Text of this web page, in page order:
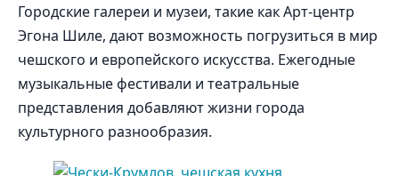
Городские галереи и музеи, такие как Арт-центр
Эгона Шиле, дают возможность погрузиться в мир
чешского и европейского искусства. Ежегодные
музыкальные фестивали и театральные
представления добавляют жизни города
культурного разнообразия.